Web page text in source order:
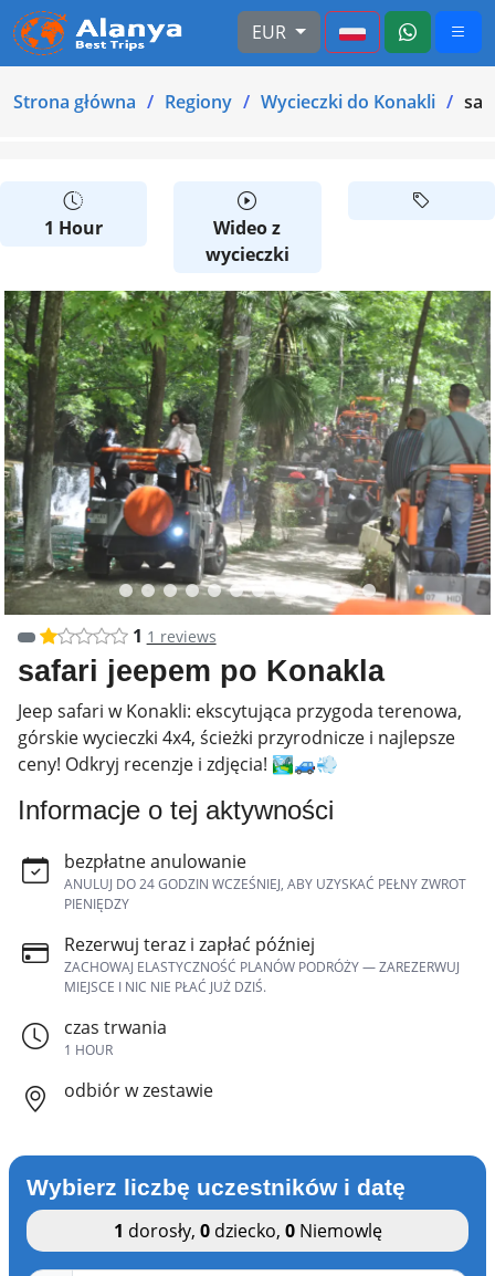
EUR
Strona główna Regiony Wycieczki do Konakli
1 Hour
Wideo z
wycieczki
1 1 reviews
safari jeepem po Konakla
Jeep safari w Konakli: ekscytująca przygoda terenowa,
górskie wycieczki 4x4, ścieżki przyrodnicze i najlepsze
ceny! Odkryj recenzje i zdjęcia! 🏞️🚙💨
Informacje o tej aktywności
bezpłatne anulowanie
ANULUJ DO 24 GODZIN WCZEŚNIEJ, ABY UZYSKAĆ PEŁNY ZWROT
PIENIĘDZY
Rezerwuj teraz i zapłać później
ZACHOWAJ ELASTYCZNOŚĆ PLANÓW PODRÓŻY — ZAREZERWUJ
MIEJSCE I NIC NIE PŁAĆ JUŻ DZIŚ.
czas trwania
1 HOUR
odbiór w zestawie
Wybierz liczbę uczestników i datę
1 dorosły, 0dziecko, 0Niemowlę